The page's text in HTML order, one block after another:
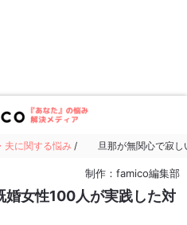
夫に関する悩み / 旦那が無関心で寂
制作：famico編集部
女性100人が実践した対